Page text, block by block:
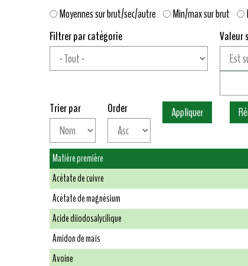
Moyennes sur brut/sec/autre Min/max sur brut
Filtrer par catégorie
Valeur
Trier par Order
Matière première
Acétate de cuivre
Acétate de magnésium
Acide diiodosalycilique
Amidon de maïs
Avoine